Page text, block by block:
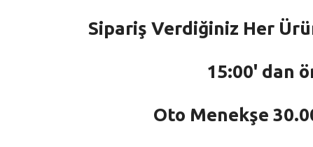
Sipariş Verdiğiniz Her
15:00' dan
Oto Menekşe